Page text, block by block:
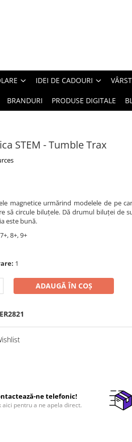
IDEI DE CADOURI
BRANDURI PRODUSE DIGITALE
STEM - Tumble Trax
magnetice urmărind modelele de pe
să circule biluţele. Dă drumul biluţei de
este bună.
8+, 9+
1
ADAUGĂ ÎN COȘ
ne telefonic!
aici pentru a ne apela direct.